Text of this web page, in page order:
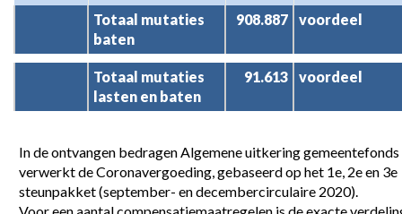
Totaal mutaties
baten
908.887 voordeel
Totaal mutaties
lasten en baten
91.613 voordeel
In de ontvangen bedragen Algemene uitkering gemeentefonds
verwerkt de Coronavergoeding, gebaseerd op het 1e, 2e en 3e
steunpakket (september- en decembercirculaire 2020).